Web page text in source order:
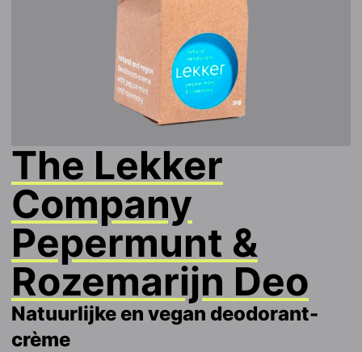
The Lekker
Company
Pepermunt &
Rozemarijn Deo
Natuurlijke en vegan deodorant-
crème